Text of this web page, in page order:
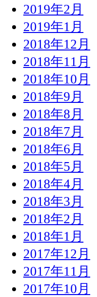
2019年2月
2019年1月
2018年12月
2018年11月
2018年10月
2018年9月
2018年8月
2018年7月
2018年6月
2018年5月
2018年4月
2018年3月
2018年2月
2018年1月
2017年12月
2017年11月
2017年10月